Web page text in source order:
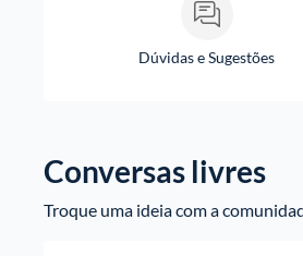
Dúvidas e Sugestões
Conversas livres
Troque uma ideia com a